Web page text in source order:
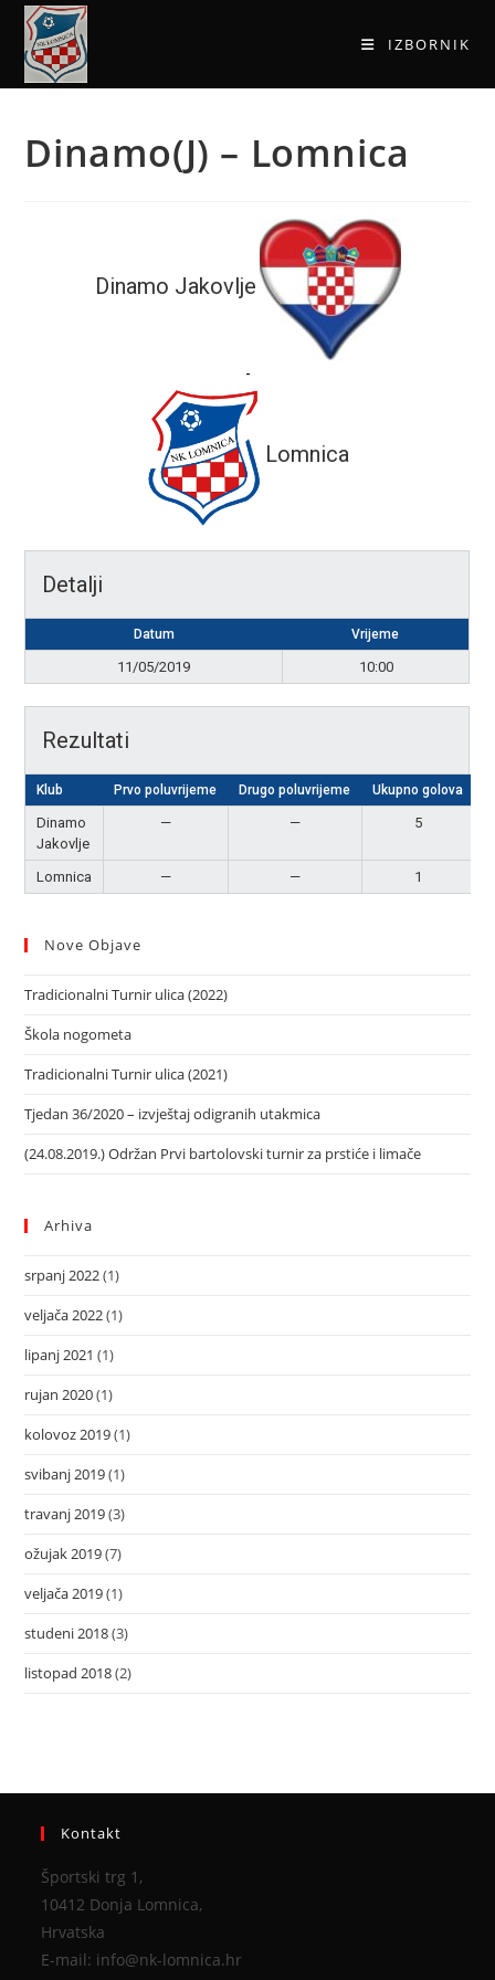
IZBORNIK
Dinamo(J) – Lomnica
Dinamo Jakovlje
-
Lomnica
Detalji
Datum Vrijeme
11/05/2019 10:00
Rezultati
Klub Prvo poluvrijeme Drugo poluvrijeme Ukupno golova
Dinamo
Jakovlje
— — 5
Lomnica — — 1
Nove Objave
Tradicionalni Turnir ulica (2022)
Škola nogometa
Tradicionalni Turnir ulica (2021)
Tjedan 36/2020 – izvještaj odigranih utakmica
(24.08.2019.) Održan Prvi bartolovski turnir za prstiće i limače
Arhiva
srpanj 2022(1)
veljača 2022(1)
lipanj 2021 (1)
rujan 2020(1)
kolovoz 2019(1)
svibanj 2019(1)
travanj 2019(3)
ožujak 2019(7)
veljača 2019(1)
studeni 2018(3)
listopad 2018(2)
Kontakt
Športski trg 1,
10412 Donja Lomnica,
Hrvatska
E-mail: info@nk-lomnica.hr